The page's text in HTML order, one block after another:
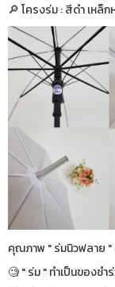
🔎 โครงร่ม : สีดำ เหล็
คุณภาพ " ร่มนิวฟลาย "
🧐 " ร่ม " ทำเป็นของช